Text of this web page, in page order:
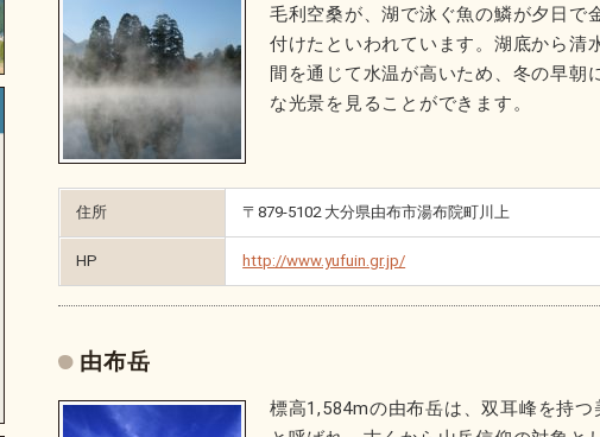
毛利空桑が、湖で泳ぐ魚の鱗が夕日で
付けたといわれています。湖底から清
間を通じて水温が高いため、冬の早朝
な光景を見ることができます。
住所 〒879-5102 大分県由布市湯布院町川上
HP http://www.yufuin.gr.jp/
由布岳
標高1,584mの由布岳は、双耳峰を持つ